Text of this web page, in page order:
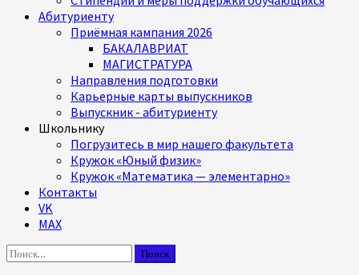
Абитуриенту
Приёмная кампания 2026
БАКАЛАВРИАТ
МАГИСТРАТУРА
Направления подготовки
Карьерные карты выпускников
Выпускник - абитуриенту
Школьнику
Погрузитесь в мир нашего факультета
Кружок «Юный физик»
Кружок «Математика — элементарно»
Контакты
VK
MAX
Найти: